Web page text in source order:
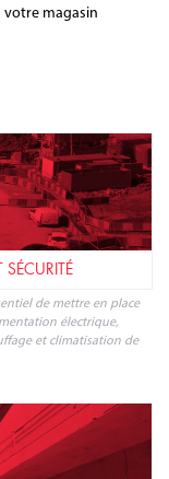
:
magasin
électrique,
et climatisation de